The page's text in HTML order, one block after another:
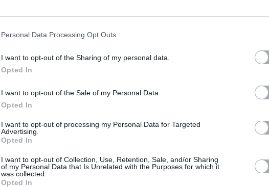
Personal Data Processing Opt Outs
I want to opt-out of the Sharing of my personal data.
Opted In
I want to opt-out of the Sale of my Personal Data.
Opted In
I want to opt-out of processing my Personal Data for Targeted
Advertising.
Opted In
I want to opt-out of Collection, Use, Retention, Sale, and/or Sharing
of my Personal Data that Is Unrelated with the Purposes for which it
was collected.
Opted In